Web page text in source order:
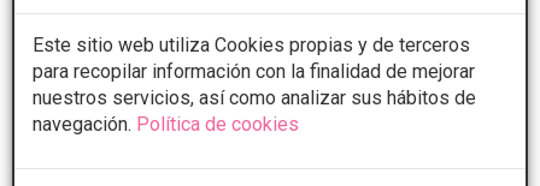
Este sitio web utiliza Cookies propias y de terceros
para recopilar información con la finalidad de mejorar
nuestros servicios, así como analizar sus hábitos de
navegación. Política de cookies
CONSULTAR/CITA/PRESUPUESTO
Lunes
9:30 - 21:30
Martes
9:30 - 21:30
Jueves
9:30 - 21:30